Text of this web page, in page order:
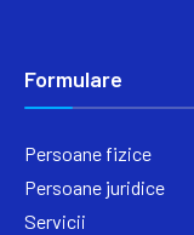
Formulare
Persoane fizice
Persoane juridice
Servicii